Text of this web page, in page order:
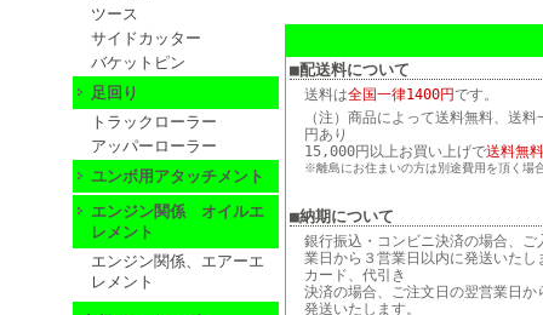
ツース
サイドカッター
バケットピン
足回り
トラックローラー
アッパーローラー
ユンボ用アタッチメント
エンジン関係 オイルエ
レメント
エンジン関係、エアーエ
レメント
■配送料について
送料は全国一律1400円です。
（注）商品によって送料無料、送
円あり
15,000円以上お買い上げで送料無
※離島にお住まいの方は別途費用を頂く場
■納期について
銀行振込・コンビニ決済の場合、ご
業日から３営業日以内に発送いたし
カード、代引き
決済の場合、ご注文日の翌営業日か
発送いたします。